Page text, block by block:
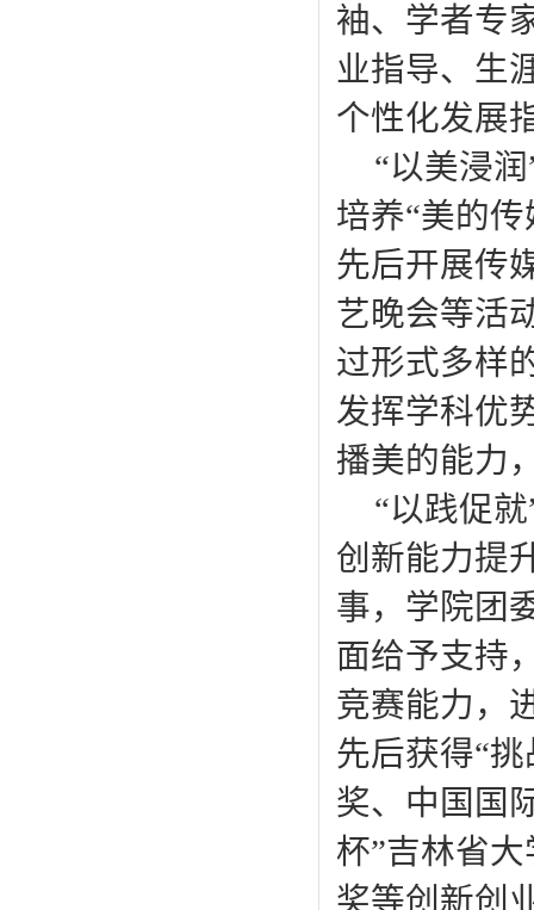
袖、学者专
业指导、生
个性化发展
“以美浸
培养“美的
先后开展传
艺晚会等活
过形式多样
发挥学科优
播美的能力
“以践促
创新能力提
事，学院团
面给予支持
竞赛能力，
先后获得“
奖、中国国
杯”吉林省
奖等创新创